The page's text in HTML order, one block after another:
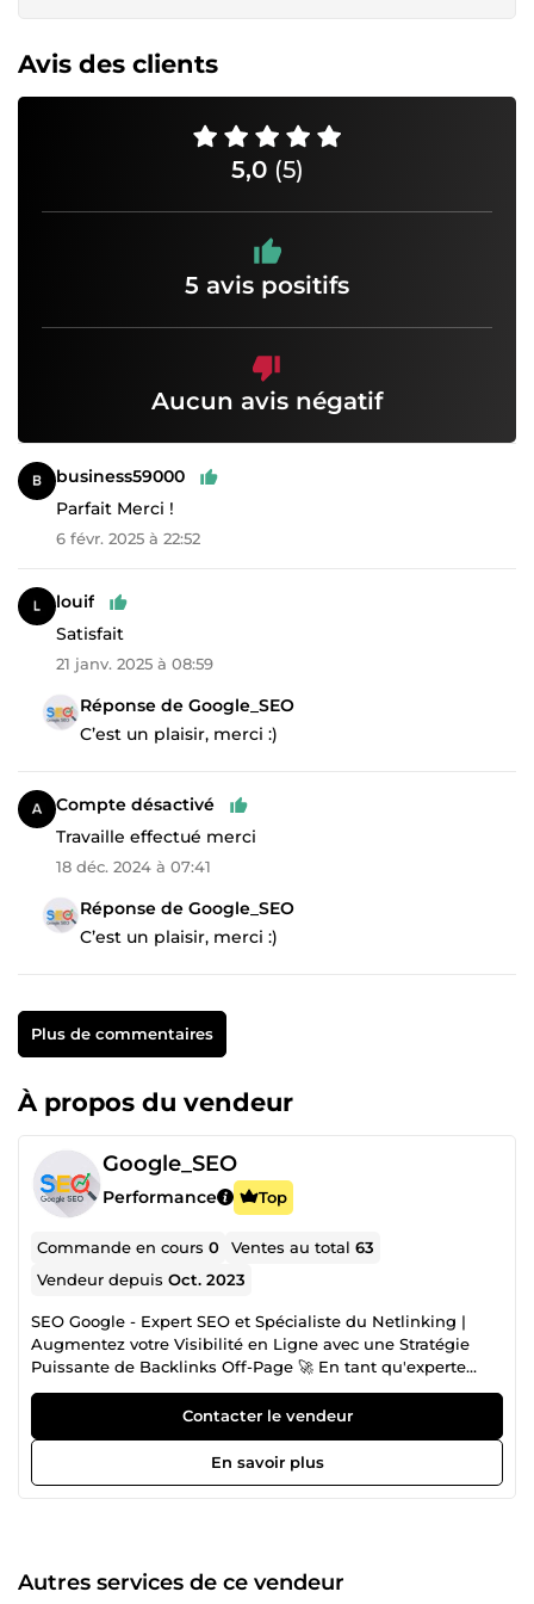
Avis des clients
5,0 (5)
5 avis positifs
Aucun avis négatif
business59000
Parfait Merci !
6 févr. 2025 à 22:52
louif
Satisfait
21 janv. 2025 à 08:59
Réponse de Google_SEO
C’est un plaisir, merci :)
Compte désactivé
Travaille effectué merci
18 déc. 2024 à 07:41
Réponse de Google_SEO
C’est un plaisir, merci :)
Plus de commentaires
À propos du vendeur
Google_SEO
Performance Top
Commande en cours0 Ventes au total63
Vendeur depuisOct. 2023
SEO Google - Expert SEO et Spécialiste du Netlinking |
Augmentez votre Visibilité en Ligne avec une Stratégie
Puissante de Backlinks Off-Page 🚀 En tant qu'experte
chevronnée en référencement SEO, je me distingue par
une spécialisation avancée dans la création de backlinks
off-page et une expertise inégalée dans le domaine du
Backlinking puissant. Avec une carrière imprégnée d'une
expérience significative dans le marketing SEO siteweb, je
Bing et Yahoo. 🌐 Maîtrise Approfondie du SEO et
Backlinking : Fortifiée par une compréhension approfondie
Contacter le vendeur
En savoir plus
Autres services de ce vendeur